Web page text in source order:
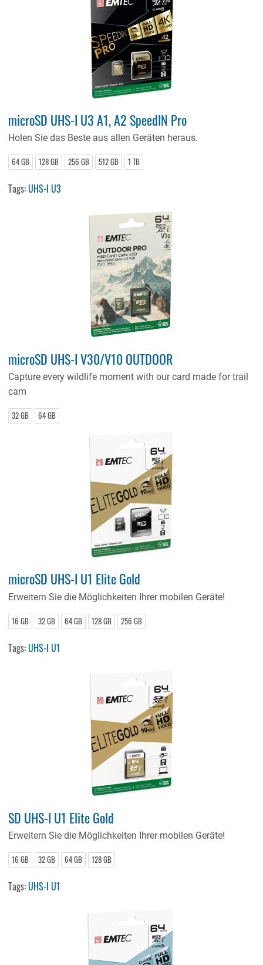
microSD UHS-I U3 A1, A2 SpeedIN Pro
Holen Sie das Beste aus allen Geräten heraus.
64 GB 128 GB 256 GB 512 GB 1 TB
Tags:UHS-I U3
microSD UHS-I V30/V10 OUTDOOR
Capture every wildlife moment with our card made for trail
cam
32 GB 64 GB
microSD UHS-I U1 Elite Gold
Erweitern Sie die Möglichkeiten Ihrer mobilen Geräte!
16 GB 32 GB 64 GB 128 GB 256 GB
Tags:UHS-I U1
SD UHS-I U1 Elite Gold
Erweitern Sie die Möglichkeiten Ihrer mobilen Geräte!
16 GB 32 GB 64 GB 128 GB
Tags:UHS-I U1